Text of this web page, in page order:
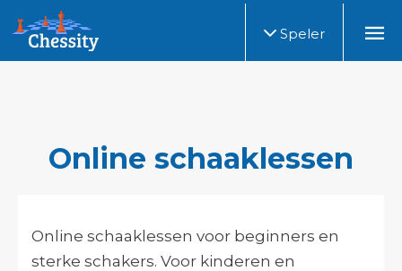
Speler
Online schaaklessen
Online schaaklessen voor beginners en
sterke schakers. Voor kinderen en